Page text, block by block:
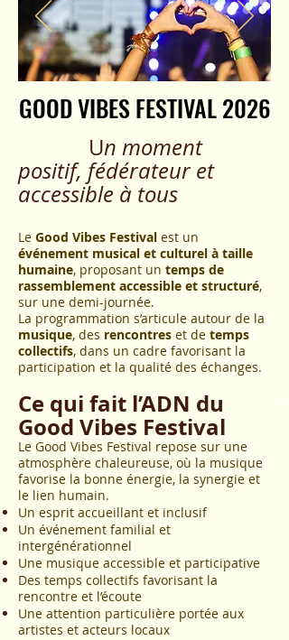
GOOD VIBES FESTIVAL 2026
GOOD VIBES FESTIVAL 2026
​ Un moment
positif, fédérateur et
accessible à tous
Le Good Vibes Festival est un
événement musical et culturel à taille
humaine, proposant un temps de
rassemblement accessible et structuré,
sur une demi-journée.
La programmation s’articule autour de la
musique, des rencontres et de temps
collectifs, dans un cadre favorisant la
participation et la qualité des échanges.
Ce qui fait l’ADN du
Good Vibes Festival
Le Good Vibes Festival repose sur une
atmosphère chaleureuse, où la musique
favorise la bonne énergie, la synergie et
le lien humain.
Un esprit accueillant et inclusif
Un événement familial et
intergénérationnel
Une musique accessible et participative
Des temps collectifs favorisant la
rencontre et l’écoute
Une attention particulière portée aux
artistes et acteurs locaux